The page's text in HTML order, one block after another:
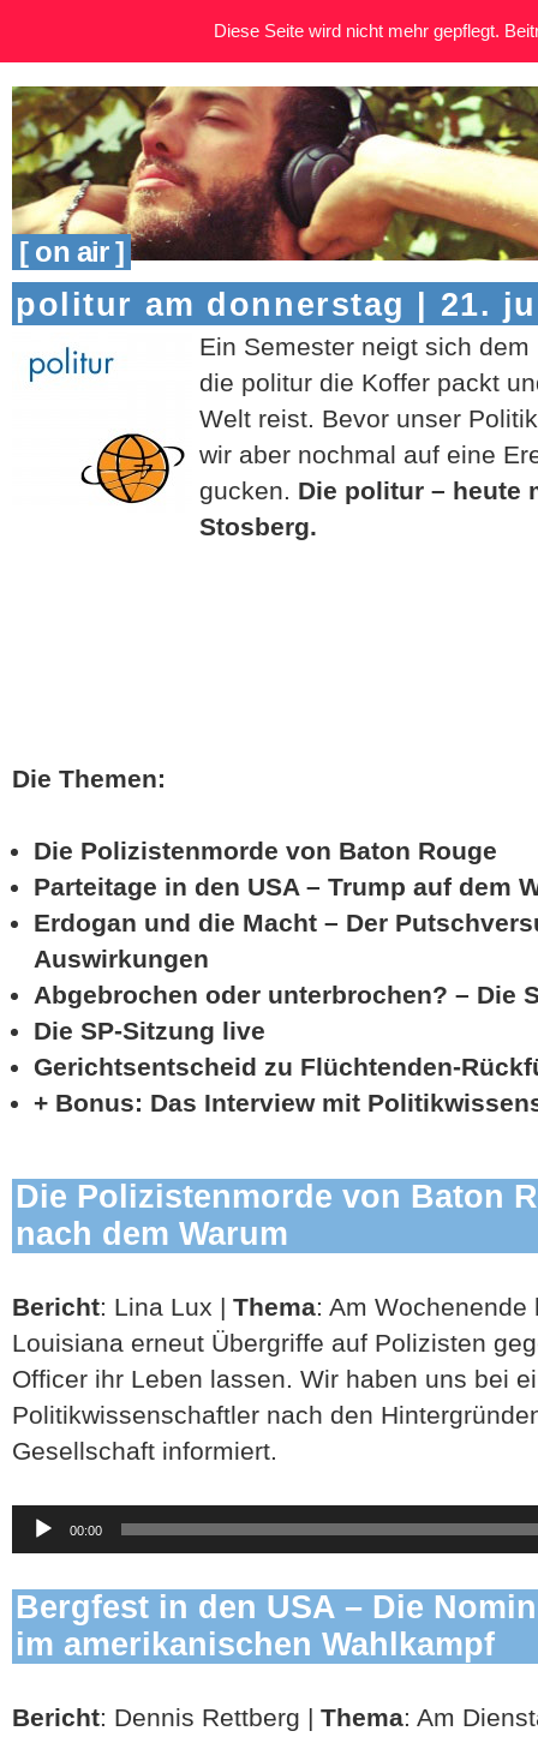
[ on air ]
politur am donnerstag | 21.
Ein Semester neigt sich
die politur die Koffer packt
Welt reist. Bevor unser
wir aber nochmal auf eine
gucken. Die politur – heute
Stosberg.
Die Themen:
Die Polizistenmorde von Baton Rouge
Parteitage in den USA – Trump auf dem
Erdogan und die Macht – Der
Auswirkungen
Abgebrochen oder unterbrochen? – Die
Die SP-Sitzung live
Gerichtsentscheid zu Flüchtenden-
+ Bonus: Das Interview mit
Die Polizistenmorde von Baton
nach dem Warum
Bericht: Lina Lux | Thema: Am
Louisiana erneut Übergriffe auf Polizisten
Officer ihr Leben lassen. Wir haben uns bei
Politikwissenschaftler nach den
Gesellschaft informiert.
Audio-
Player
00:00
Bergfest in den USA – Die
im amerikanischen Wahlkampf
Bericht: Dennis Rettberg | Thema: Am
Diese Seite wird nicht mehr gepflegt.